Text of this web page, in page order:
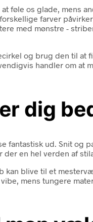
føle os glade, mens
farver
med mønstre -
og brug den til
handler om at
dig
fantastisk ud. Snit og
en hel verden af
blive til et
mens tungere